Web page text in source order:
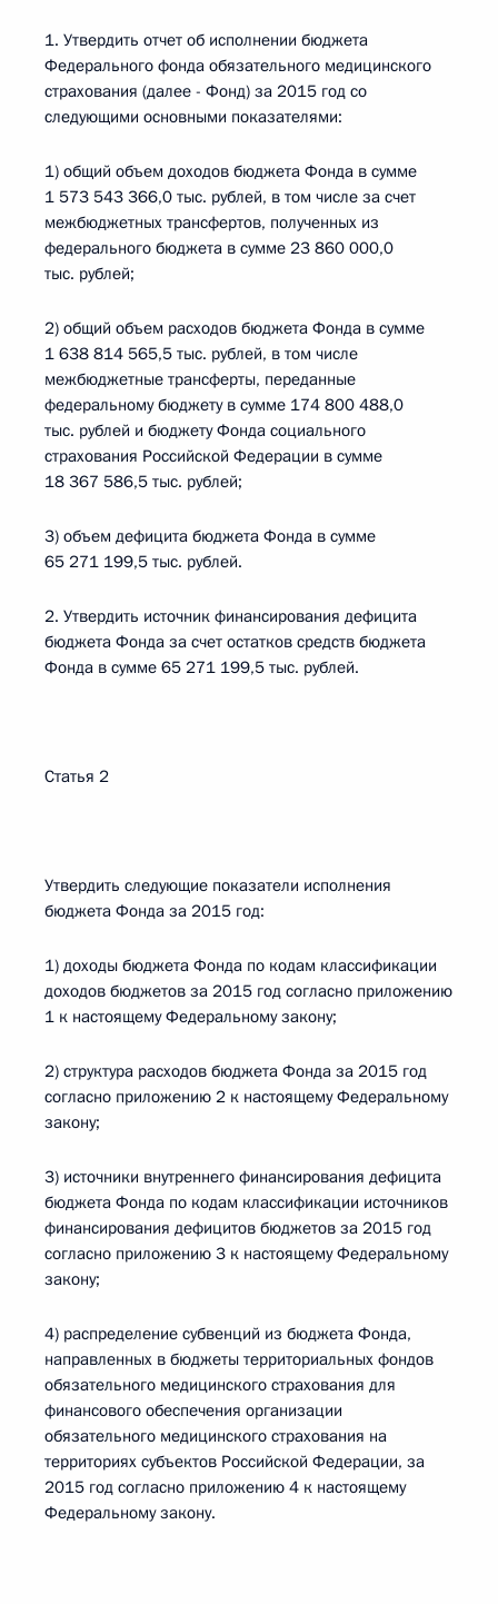
1. Утвердить отчет об исполнении бюджета
Федерального фонда обязательного медицинского
страхования (далее - Фонд) за 2015 год со
следующими основными показателями:
1) общий объем доходов бюджета Фонда в сумме
1 573 543 366,0 тыс. рублей, в том числе за счет
межбюджетных трансфертов, полученных из
федерального бюджета в сумме 23 860 000,0
тыс. рублей;
2) общий объем расходов бюджета Фонда в сумме
1 638 814 565,5 тыс. рублей, в том числе
межбюджетные трансферты, переданные
федеральному бюджету в сумме 174 800 488,0
тыс. рублей и бюджету Фонда социального
страхования Российской Федерации в сумме
18 367 586,5 тыс. рублей;
3) объем дефицита бюджета Фонда в сумме
65 271 199,5 тыс. рублей.
2. Утвердить источник финансирования дефицита
бюджета Фонда за счет остатков средств бюджета
Фонда в сумме 65 271 199,5 тыс. рублей.
Статья 2
Утвердить следующие показатели исполнения
бюджета Фонда за 2015 год:
1) доходы бюджета Фонда по кодам классификации
доходов бюджетов за 2015 год согласно приложению
1 к настоящему Федеральному закону;
2) структура расходов бюджета Фонда за 2015 год
согласно приложению 2 к настоящему Федеральному
закону;
3) источники внутреннего финансирования дефицита
бюджета Фонда по кодам классификации источников
финансирования дефицитов бюджетов за 2015 год
согласно приложению 3 к настоящему Федеральному
закону;
4) распределение субвенций из бюджета Фонда,
направленных в бюджеты территориальных фондов
обязательного медицинского страхования для
финансового обеспечения организации
обязательного медицинского страхования на
территориях субъектов Российской Федерации, за
2015 год согласно приложению 4 к настоящему
Федеральному закону.